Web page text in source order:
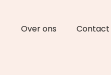
Over ons Contact